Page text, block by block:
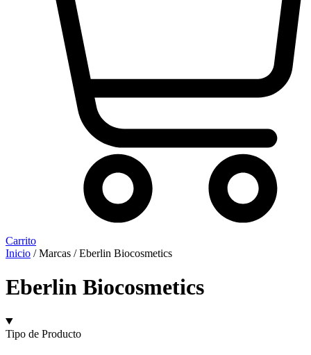
Carrito
Inicio / Marcas / Eberlin Biocosmetics
Eberlin Biocosmetics
Tipo de Producto